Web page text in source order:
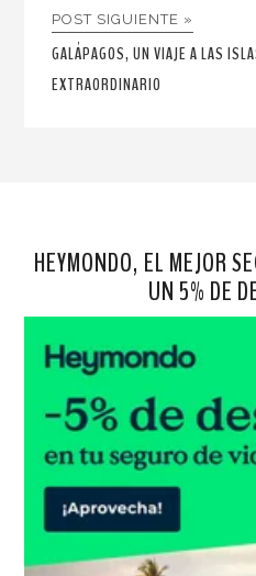
POST SIGUIENTE »
GALÁPAGOS, UN VIAJE A LAS
EXTRAORDINARIO
HEYMONDO, EL MEJOR
UN 5% DE